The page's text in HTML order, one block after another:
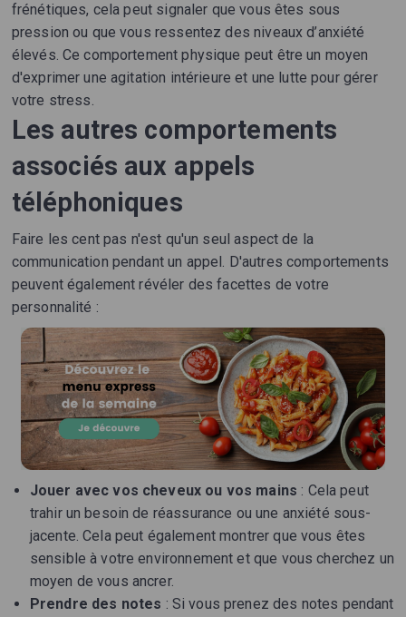
frénétiques, cela peut signaler que vous êtes sous
pression ou que vous ressentez des niveaux d’anxiété
élevés. Ce comportement physique peut être un moyen
d'exprimer une agitation intérieure et une lutte pour gérer
votre stress.
Les autres comportements
associés aux appels
téléphoniques
Faire les cent pas n'est qu'un seul aspect de la
communication pendant un appel. D'autres comportements
peuvent également révéler des facettes de votre
personnalité :
Jouer avec vos cheveux ou vos mains : Cela peut
trahir un besoin de réassurance ou une anxiété sous-
jacente. Cela peut également montrer que vous êtes
sensible à votre environnement et que vous cherchez un
moyen de vous ancrer.
Prendre des notes : Si vous prenez des notes pendant